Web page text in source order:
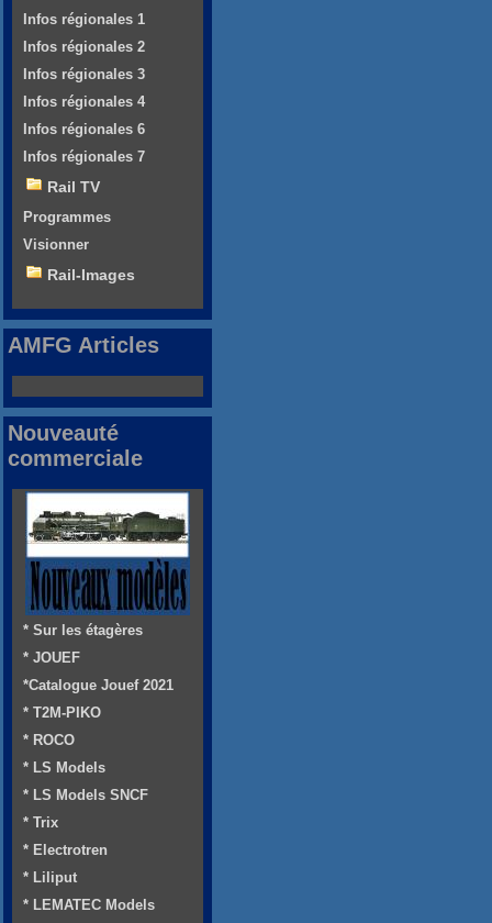
Infos régionales 1
Infos régionales 2
Infos régionales 3
Infos régionales 4
Infos régionales 6
Infos régionales 7
Rail TV
Programmes
Visionner
Rail-Images
AMFG Articles
Nouveauté
commerciale
* Sur les étagères
* JOUEF
*Catalogue Jouef 2021
* T2M-PIKO
* ROCO
* LS Models
* LS Models SNCF
* Trix
* Electrotren
* Liliput
* LEMATEC Models